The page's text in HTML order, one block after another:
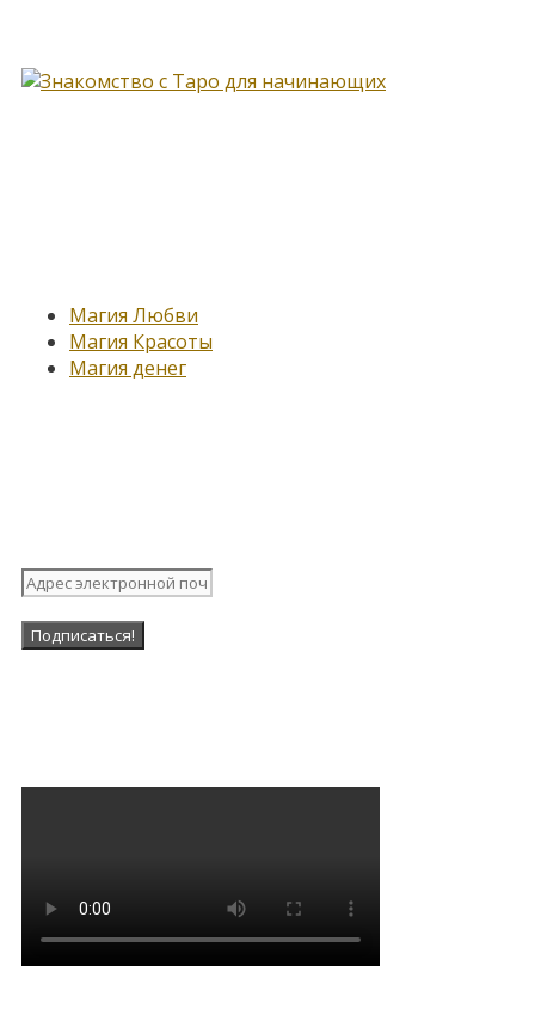
Магия Любви
Магия Красоты
Магия денег